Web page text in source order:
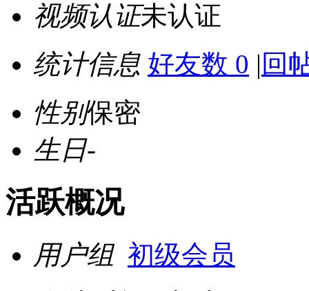
视频认证未认证
统计信息 好友数 0 | 回
性别保密
生日-
活跃概况
用户组 初级会员